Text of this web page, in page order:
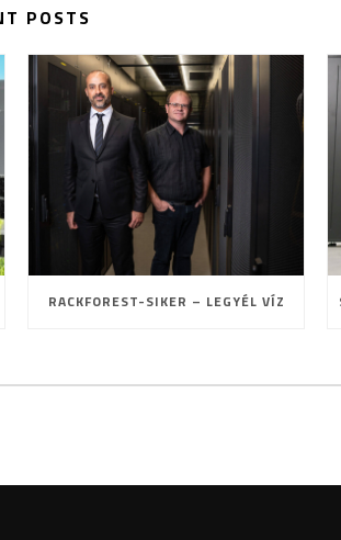
POSTS
RACKFOREST-SIKER – LEGYÉL VÍZ